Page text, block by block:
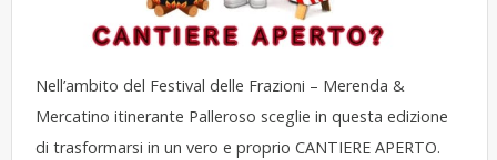
Nell’ambito del Festival delle Frazioni – Merenda &
Mercatino itinerante Palleroso sceglie in questa edizione
di trasformarsi in un vero e proprio CANTIERE APERTO.